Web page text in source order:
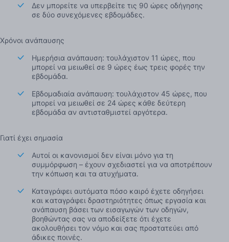
Δεν μπορείτε να υπερβείτε τις 90 ώρες οδήγησης
σε δύο συνεχόμενες εβδομάδες.
Χρόνοι ανάπαυσης
Ημερήσια ανάπαυση: τουλάχιστον 11 ώρες, που
μπορεί να μειωθεί σε 9 ώρες έως τρεις φορές την
εβδομάδα.
Εβδομαδιαία ανάπαυση: τουλάχιστον 45 ώρες, που
μπορεί να μειωθεί σε 24 ώρες κάθε δεύτερη
εβδομάδα αν αντισταθμιστεί αργότερα.
Γιατί έχει σημασία
Αυτοί οι κανονισμοί δεν είναι μόνο για τη
συμμόρφωση – έχουν σχεδιαστεί για να αποτρέπουν
την κόπωση και τα ατυχήματα.
Καταγράφει αυτόματα πόσο καιρό έχετε οδηγήσει
και καταγράφει δραστηριότητες όπως εργασία και
ανάπαυση βάσει των εισαγωγών των οδηγών,
βοηθώντας σας να αποδείξετε ότι έχετε
ακολουθήσει τον νόμο και σας προστατεύει από
άδικες ποινές.